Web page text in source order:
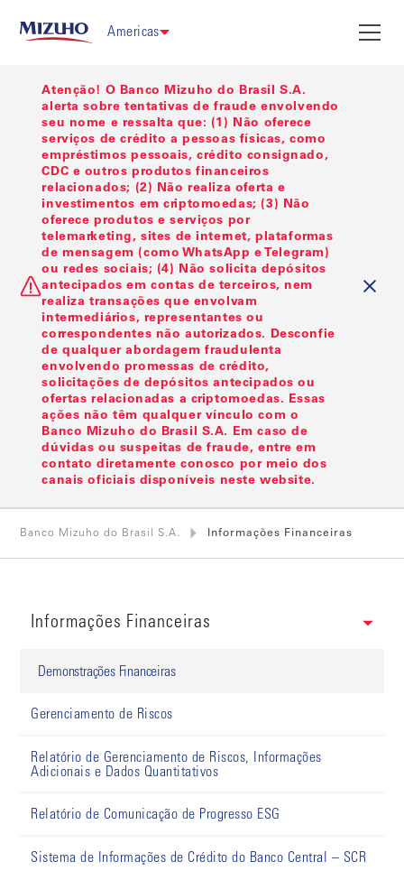
Americas
Atenção! O Banco Mizuho do Brasil S.A.
alerta sobre tentativas de fraude envolvendo
seu nome e ressalta que: (1) Não oferece
serviços de crédito a pessoas físicas, como
empréstimos pessoais, crédito consignado,
CDC e outros produtos financeiros
relacionados; (2) Não realiza oferta e
investimentos em criptomoedas; (3) Não
oferece produtos e serviços por
telemarketing, sites de internet, plataformas
de mensagem (como WhatsApp e Telegram)
ou redes sociais; (4) Não solicita depósitos
antecipados em contas de terceiros, nem
realiza transações que envolvam
intermediários, representantes ou
correspondentes não autorizados. Desconfie
de qualquer abordagem fraudulenta
envolvendo promessas de crédito,
solicitações de depósitos antecipados ou
ofertas relacionadas a criptomoedas. Essas
ações não têm qualquer vínculo com o
Banco Mizuho do Brasil S.A. Em caso de
dúvidas ou suspeitas de fraude, entre em
contato diretamente conosco por meio dos
canais oficiais disponíveis neste website.
Banco Mizuho do Brasil S.A. Informações Financeiras
Informações Financeiras
Demonstrações Financeiras
Gerenciamento de Riscos
Relatório de Gerenciamento de Riscos, Informações
Adicionais e Dados Quantitativos
Relatório de Comunicação de Progresso ESG
Sistema de Informações de Crédito do Banco Central – SCR